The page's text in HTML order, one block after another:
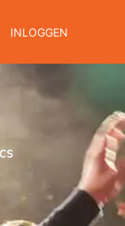
INLOGGEN